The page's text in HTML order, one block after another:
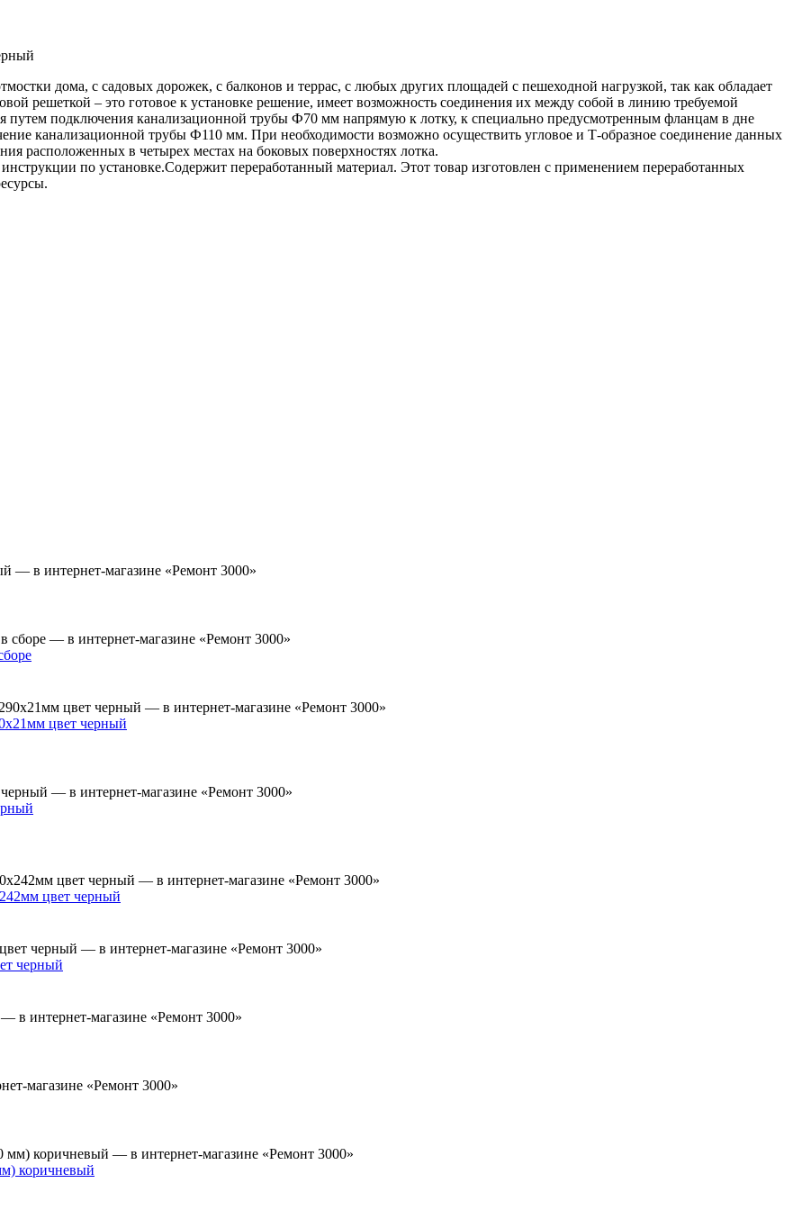
дома, с садовых дорожек, с балконов и террас, с любых других площадей с пешеходной нагрузкой, так как обладает
решеткой – это готовое к установке решение, имеет возможность соединения их между собой в линию требуемой
путем подключения канализационной трубы Ф70 мм напрямую к лотку, к специально предусмотренным фланцам в дне
канализационной трубы Ф110 мм. При необходимости возможно осуществить угловое и Т-образное соединение данных
расположенных в четырех местах на боковых поверхностях лотка.
по установке.Содержит переработанный материал. Этот товар изготовлен с применением переработанных
цвет черный
цвет черный
черный
коричневый